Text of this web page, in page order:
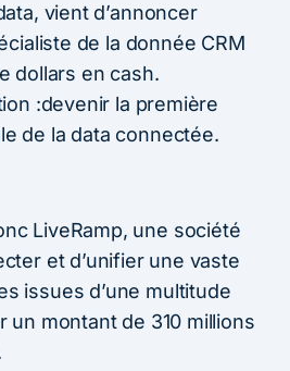
vient d’annoncer
de la donnée CRM
dollars en cash.
:devenir la première
de la data connectée.
LiveRamp, une société
et d’unifier une vaste
issues d’une multitude
un montant de 310 millions